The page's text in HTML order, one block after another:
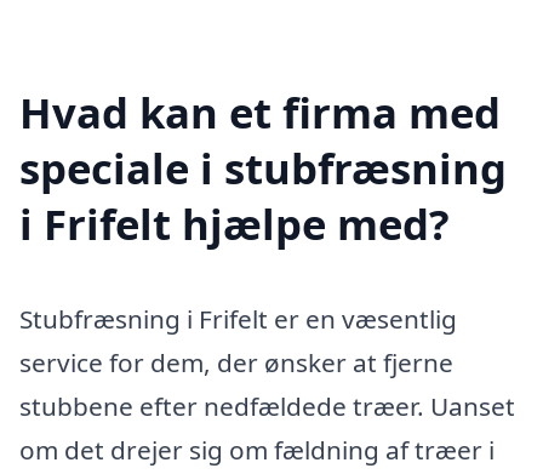
Hvad kan et firma med
speciale i stubfræsning
i Frifelt hjælpe med?
Stubfræsning i Frifelt er en væsentlig
service for dem, der ønsker at fjerne
stubbene efter nedfældede træer. Uanset
om det drejer sig om fældning af træer i